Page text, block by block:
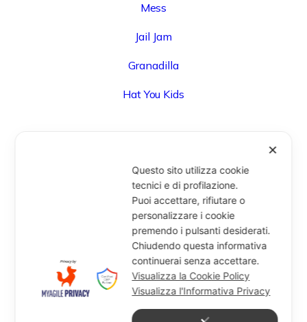
Mess
Jail Jam
Granadilla
Hat You Kids
Via Degli Speziali, 161 (Blocco 32 Centergross) -
40050 Funo di Argelato (BO) - Italy
info@miragesrl.com
+39 051 8651711
✕
Questo sito utilizza cookie
tecnici e di profilazione.
Puoi accettare, rifiutare o
personalizzare i cookie
premendo i pulsanti desiderati.
Chiudendo questa informativa
continuerai senza accettare.
Visualizza la Cookie Policy
Visualizza l'Informativa Privacy